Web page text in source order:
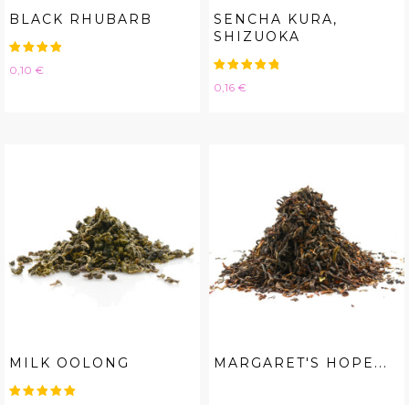
BLACK RHUBARB
Hinta
0,10 €
SENCHA KURA,
SHIZUOKA
Hinta
0,16 €
MILK OOLONG MARGARET'S HOPE...